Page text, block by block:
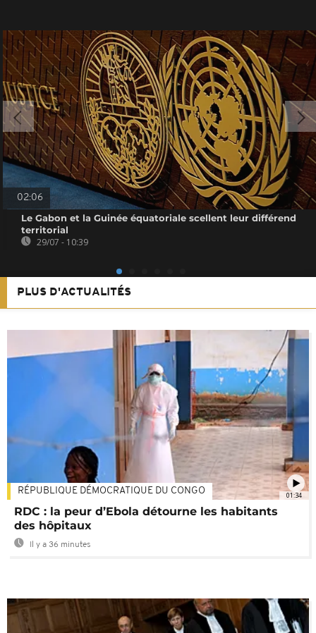
02:06
Le Gabon et la Guinée équatoriale scellent leur différend
territorial
29/07 - 10:39
PLUS D'ACTUALITÉS
01:34
RÉPUBLIQUE DÉMOCRATIQUE DU CONGO
RDC : la peur d’Ebola détourne les habitants
des hôpitaux
Il y a 36 minutes